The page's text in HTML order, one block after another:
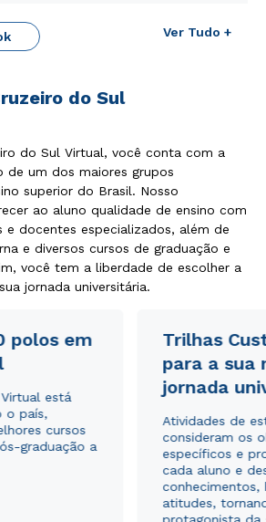
Ver Tudo +
do Sul
do Sul Virtual, você conta com a
de um dos maiores grupos
superior do Brasil. Nosso
ao aluno qualidade de ensino com
e docentes especializados, além de
e diversos cursos de graduação e
você tem a liberdade de escolher a
jornada universitária.
polos em
está
o país,
cursos
graduação a
Trilhas
para a sua
jornada
Atividades de
consideram os
específicos e
cada aluno e
conhecimentos,
atitudes,
fácil
ou
com a Política de Privacidade.
dados sejam utilizados para o
da Cruzeiro do Sul.